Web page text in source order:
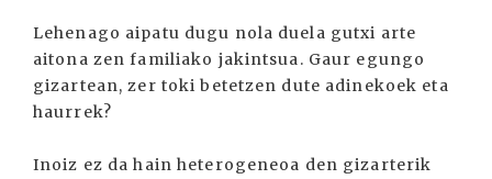
Lehenago aipatu dugu nola duela gutxi arte
aitona zen familiako jakintsua. Gaur egungo
gizartean, zer toki betetzen dute adinekoek eta
haurrek?
Inoiz ez da hain heterogeneoa den gizarterik